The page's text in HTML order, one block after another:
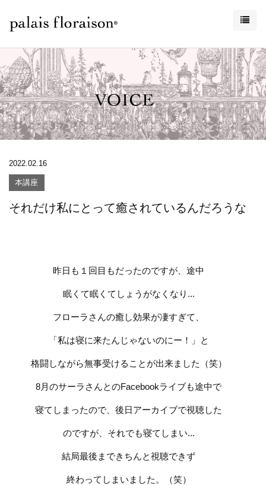
2022.02.16
本講座
それだけ私にとって癒されているんだろうな
昨日も１回目もだったのですが、途中
眠くて眠くてしょうがなくなり...
フローラさんの癒し効果が凄すぎて、
「私は寝に来たんじゃないのにー！」と
格闘しながら無事受けることが出来ました（笑）
8月のサーラさんとのFacebookライブも途中で
寝てしまったので、後日アーカイブで視聴した
のですが、それでも寝てしまい...
結局最後まできちんと視聴できず
終わってしまいました。（笑）